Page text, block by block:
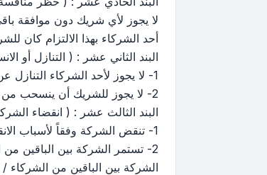
لا يجوز لأي شريك دون موافقة
أحد الشركاء بهذا الالتزام كان
البند الثاني عشر : ( التنازل أو
1- لا يجوز لأحد الشركاء التنازل عن حصته في الشركة للغير إلا بموافقة الشركاء .
2- لا يجوز للشريك أن ينسحب من الشركة قبل انتهاء مدتها إلا بموافقة جميع الشركاء وفقاً لأحكام المادة السابعة من هذا العقد .
البند الثالث عشر : ( انقضاء
1- تنقض الشركة وفقاً لأسباب الانقضاء الواردة في المادة ( 15 ) من نظام الشركات وبانقضائها يتم تصفيتها وفقاً لأحكام الباب الحادي عشر من النظام المذكور .
2- تستمر الشركة بين الباقين
الشركة بين الباقين من الشركاء /